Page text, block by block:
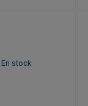
En stock